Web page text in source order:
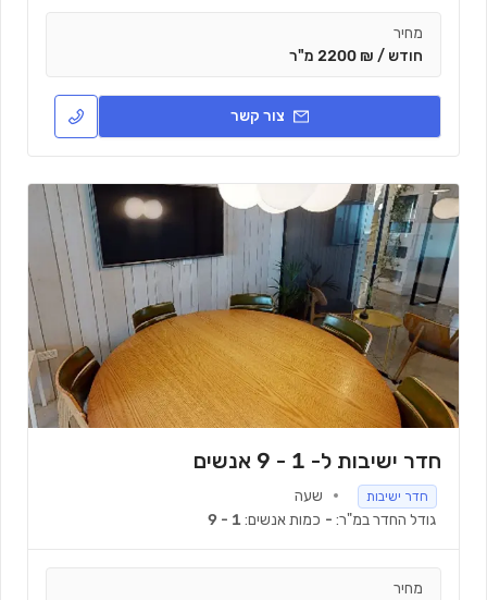
מחיר
חודש / ₪ 2200 מ"ר
צור קשר
חדר ישיבות ל- 1 - 9 אנשים
חדר ישיבות
שעה
כמות אנשים:1 - 9 גודל החדר במ"ר: -
מחיר